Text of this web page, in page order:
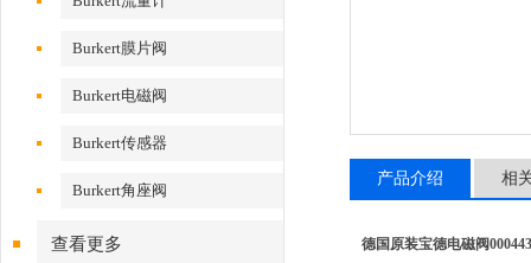
Burkert膜片阀
Burkert电磁阀
Burkert传感器
Burkert角座阀
查看更多
产品介绍 相
德国原装宝德电磁阀